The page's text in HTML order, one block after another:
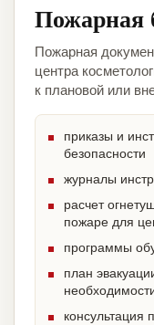
Пожарная
Пожарная
центра
к плановой или
приказы и
безопасности
журналы
расчет
пожаре для
программы
план
консультация